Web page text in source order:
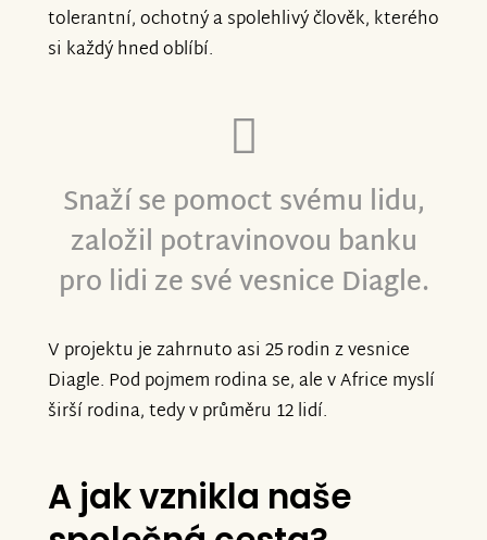
tolerantní, ochotný a spolehlivý člověk, kterého
si každý hned oblíbí.
Snaží se pomoct svému lidu,
založil potravinovou banku
pro lidi ze své vesnice Diagle.
V projektu je zahrnuto asi 25 rodin z vesnice
Diagle. Pod pojmem rodina se, ale v Africe myslí
širší rodina, tedy v průměru 12 lidí.
A jak vznikla naše